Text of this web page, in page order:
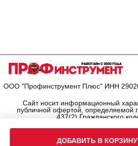
ДОБАВИТЬ В КОРЗИНУ